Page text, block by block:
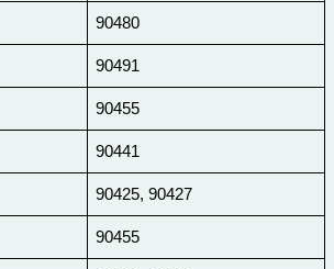
90480
90491
90455
90441
90425, 90427
90455